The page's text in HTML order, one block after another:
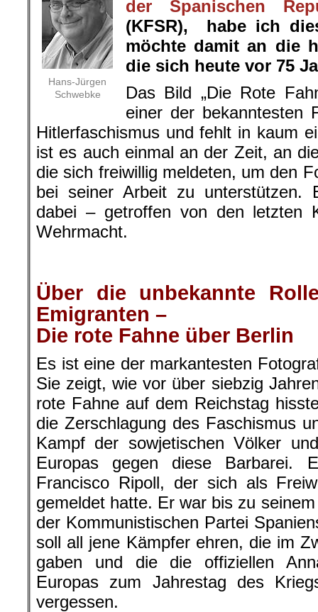
Hans-Jürgen
Schwebke
der Spanischen
(KFSR), habe ich
möchte damit an die
die sich heute vor 75
Das Bild „Die Rote
einer der bekanntesten
Hitlerfaschismus und fehlt in kaum
ist es auch einmal an der Zeit, an
die sich freiwillig meldeten, um den
bei seiner Arbeit zu unterstützen.
dabei – getroffen von den letzten
Wehrmacht.
Über die unbekannte
Emigranten –
Die rote Fahne über Berlin
Es ist eine der markantesten
Sie zeigt, wie vor über siebzig
rote Fahne auf dem Reichstag
die Zerschlagung des Faschismus
Kampf der sowjetischen Völker
Europas gegen diese Barbarei.
Francisco Ripoll, der sich als
gemeldet hatte. Er war bis zu
der Kommunistischen Partei
soll all jene Kämpfer ehren, die im
gaben und die die offiziellen
Europas zum Jahrestag des
vergessen.